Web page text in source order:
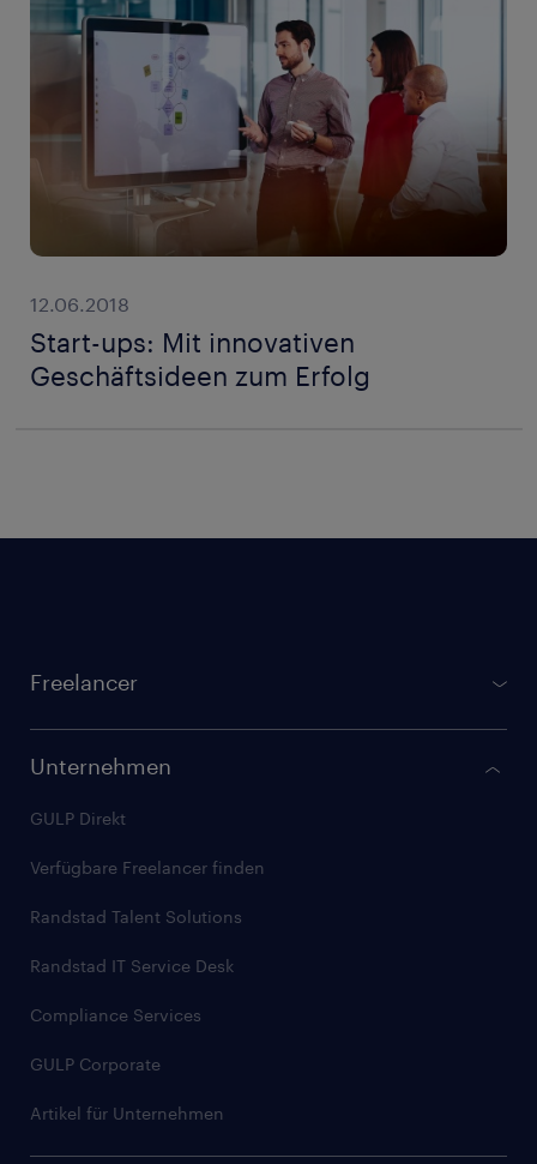
12.06.2018
Start-ups: Mit innovativen
Geschäftsideen zum Erfolg
Footer
gulp.de
Freelancer
Projektbörse
Checkliste: Freelancer werden
Unternehmen
GULP Direkt
Verfügbare Freelancer finden
Randstad Talent Solutions
Randstad IT Service Desk
Compliance Services
GULP Corporate
Artikel für Unternehmen